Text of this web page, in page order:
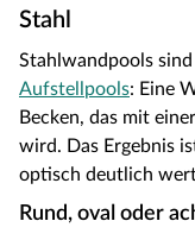
Stahl
Stahlwandpools
Aufstellpools: Eine
Becken, das mit
wird. Das Ergebnis
optisch deutlich
Rund, oval oder